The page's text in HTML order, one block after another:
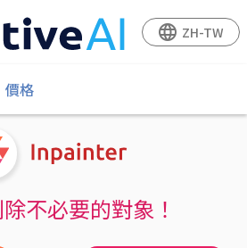
language ZH-TW
價格
不必要的對象！